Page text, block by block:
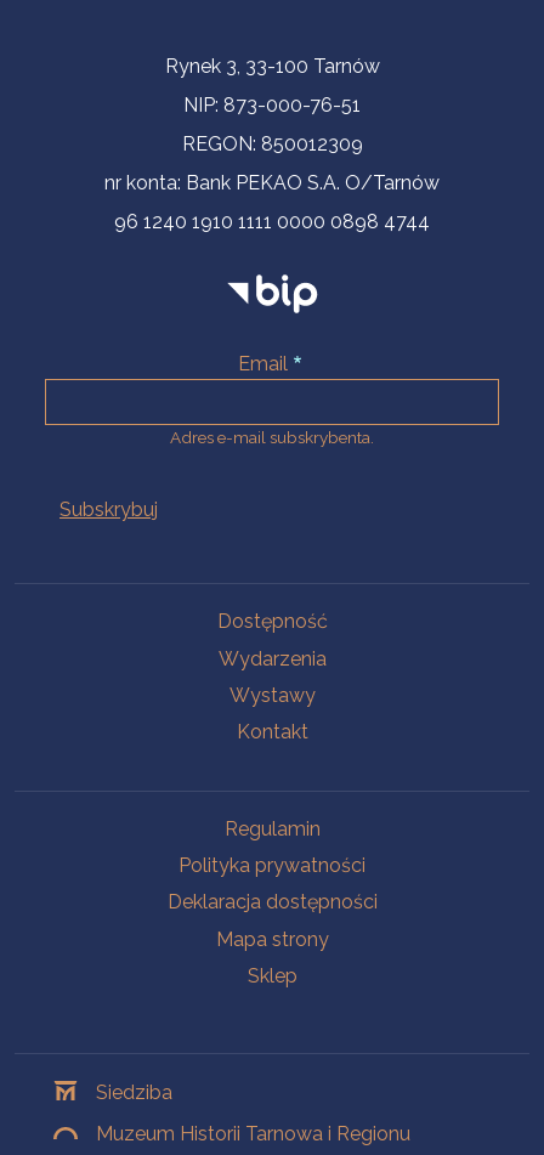
Informacje kontaktoweRynek 3, 33-100 Tarnów
NIP: 873-000-76-51
REGON: 850012309
nr konta: Bank PEKAO S.A. O/Tarnów
96 1240 1910 1111 0000 0898 4744
Email
Adres e-mail subskrybenta.
Dostępność
Wydarzenia
Wystawy
Kontakt
Regulamin
Polityka prywatności
Deklaracja dostępności
Mapa strony
Sklep
Siedziba
Muzeum Historii Tarnowa i Regionu